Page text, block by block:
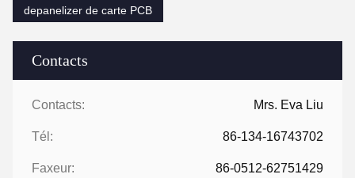
Contacts
Contacts: Mrs. Eva Liu
Tél: 86-134-16743702
Faxeur: 86-0512-62751429
depanelizer de carte PCB